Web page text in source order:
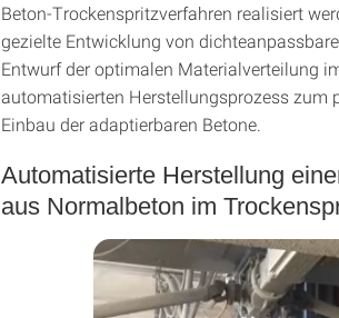
Beton-Trockenspritzverfahren realisiert
gezielte Entwicklung von
Entwurf der optimalen Materialverteilung
automatisierten Herstellungsprozess zum
Einbau der adaptierbaren Betone.
Automatisierte Herstellung
aus Normalbeton im